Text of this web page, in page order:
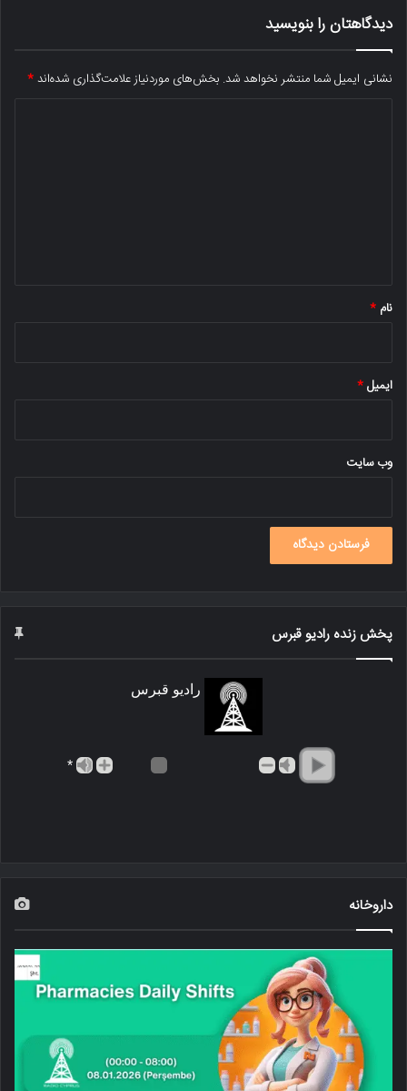
دیدگاهتان را بنویسید
نشانی ایمیل شما منتشر نخواهد شد. بخش‌های موردنیاز علامت‌گذاری شده‌اند*
نام *
ایمیل*
وب‌ سایت
پخش زنده رادیو قبرس
رادیو قبرس
*
داروخانه